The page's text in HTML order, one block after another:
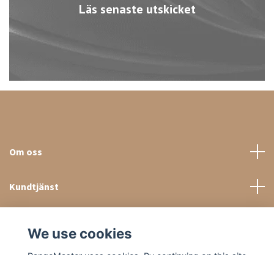
Läs senaste utskicket
Om oss
Kundtjänst
We use cookies